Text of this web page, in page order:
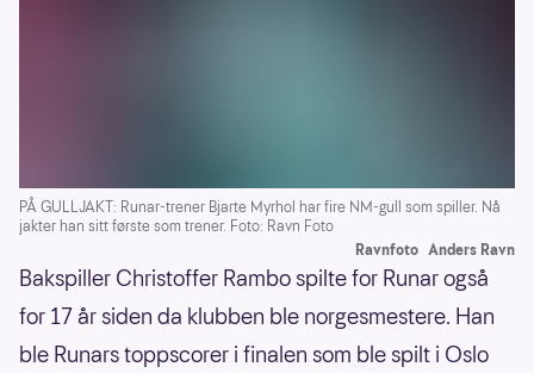
PÅ GULLJAKT: Runar-trener Bjarte Myrhol har fire NM-gull som spiller. Nå
jakter han sitt første som trener. Foto: Ravn Foto
Ravnfoto Anders Ravn
Bakspiller Christoffer Rambo spilte for Runar også
for 17 år siden da klubben ble norgesmestere. Han
ble Runars toppscorer i finalen som ble spilt i Oslo